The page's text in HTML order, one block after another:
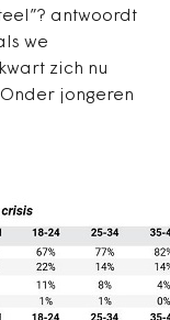
antwoordt
we
zich nu
jongeren